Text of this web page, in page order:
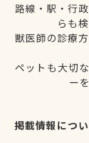
路線・駅・行
らも
獣医師の診療
ペットも大切
ー
掲載情報につ